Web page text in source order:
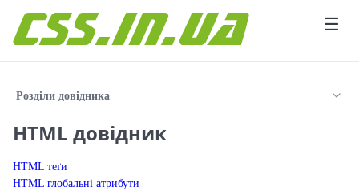
☰
Розділи довідника
HTML довідник
HTML теґи
HTML глобальні атрибути